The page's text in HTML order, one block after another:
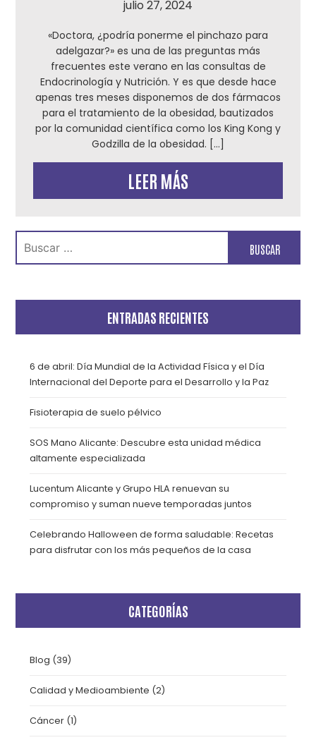
julio 27, 2024
«Doctora, ¿podría ponerme el pinchazo para
adelgazar?» es una de las preguntas más
frecuentes este verano en las consultas de
Endocrinología y Nutrición. Y es que desde hace
apenas tres meses disponemos de dos fármacos
para el tratamiento de la obesidad, bautizados
por la comunidad científica como los King Kong y
Godzilla de la obesidad. […]
LEER MÁS
Buscar:
ENTRADAS RECIENTES
6 de abril: Día Mundial de la Actividad Física y el Día
Internacional del Deporte para el Desarrollo y la Paz
Fisioterapia de suelo pélvico
SOS Mano Alicante: Descubre esta unidad médica
altamente especializada
Lucentum Alicante y Grupo HLA renuevan su
compromiso y suman nueve temporadas juntos
Celebrando Halloween de forma saludable: Recetas
para disfrutar con los más pequeños de la casa
CATEGORÍAS
Blog (39)
Calidad y Medioambiente (2)
Cáncer (1)